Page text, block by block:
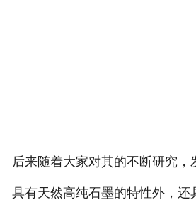
后来随着大家对其的不断研究，
具有天然高纯石墨的特性外，还